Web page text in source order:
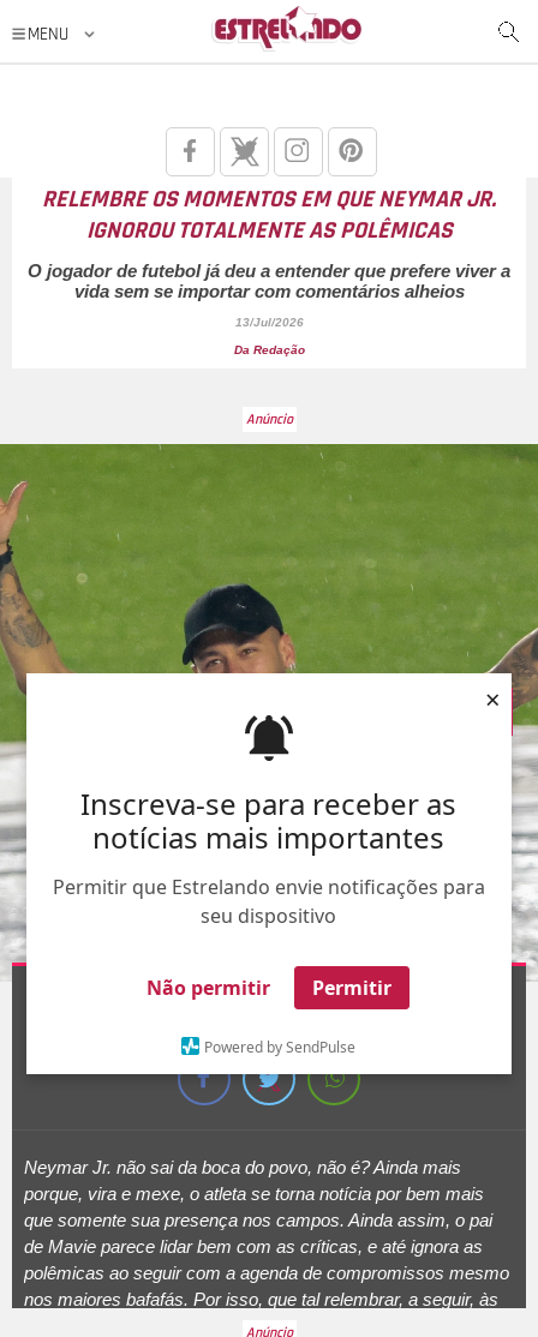
Inscreva-se para receber as
notícias mais importantes
Permitir que Estrelando envie notificações para
seu dispositivo
Não permitir Permitir
Powered by SendPulse
×
RELEMBRE OS MOMENTOS EM QUE NEYMAR JR.
IGNOROU TOTALMENTE AS POLÊMICAS
O jogador de futebol já deu a entender que prefere viver a
vida sem se importar com comentários alheios
13/Jul/2026
Da Redação
Neymar Jr. não sai da boca do povo, não é? Ainda mais
porque, vira e mexe, o atleta se torna notícia por bem mais
que somente sua presença nos campos. Ainda assim, o pai
de Mavie parece lidar bem com as críticas, e até ignora as
polêmicas ao seguir com a agenda de compromissos mesmo
nos maiores bafafás. Por isso, que tal relembrar, a seguir, às
vezes que Neymar Jr. mostrou que não está nem aí com as